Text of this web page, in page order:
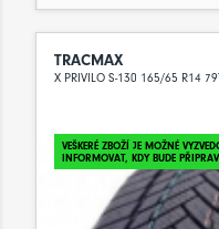
TRACMAX
X PRIVILO S-130 165/65 R14
VEŠKERÉ ZBOŽÍ JE MOŽNÉ
INFORMOVAT, KDY BUDE